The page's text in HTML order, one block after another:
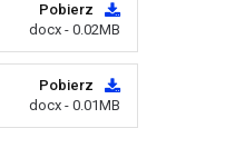
Pobierz
docx - 0.02MB
Pobierz
docx - 0.01MB